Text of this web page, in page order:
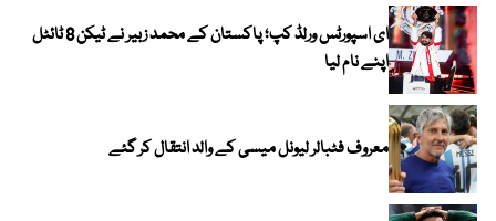
ای اسپورٹس ورلڈ کپ؛ پاکستان کے محمد زبیر نے ٹیکن 8 ٹائٹل
اپنے نام لیا
معروف فٹبالر لیونل میسی کے والد انتقال کر گئے